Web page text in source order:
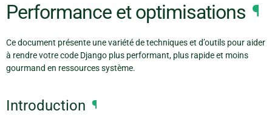
Performance et optimisations ¶
Ce document présente une variété de techniques et d’outils pour aider
à rendre votre code Django plus performant, plus rapide et moins
gourmand en ressources système.
Introduction ¶